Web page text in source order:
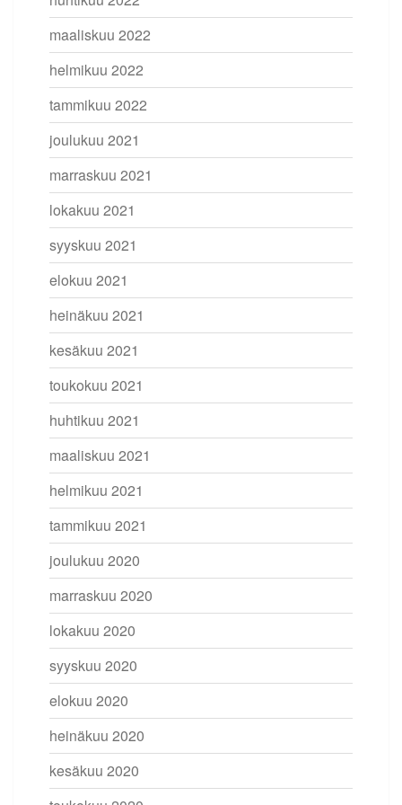
maaliskuu 2022
helmikuu 2022
tammikuu 2022
joulukuu 2021
marraskuu 2021
lokakuu 2021
syyskuu 2021
elokuu 2021
heinäkuu 2021
kesäkuu 2021
toukokuu 2021
huhtikuu 2021
maaliskuu 2021
helmikuu 2021
tammikuu 2021
joulukuu 2020
marraskuu 2020
lokakuu 2020
syyskuu 2020
elokuu 2020
heinäkuu 2020
kesäkuu 2020